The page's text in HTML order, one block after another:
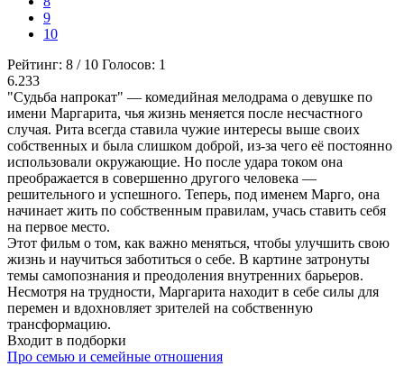
9
10
Рейтинг: 8 / 10 Голосов: 1
6.233
"Судьба напрокат" — комедийная мелодрама о девушке по
имени Маргарита, чья жизнь меняется после несчастного
случая. Рита всегда ставила чужие интересы выше своих
собственных и была слишком доброй, из-за чего её постоянно
использовали окружающие. Но после удара током она
преображается в совершенно другого человека —
решительного и успешного. Теперь, под именем Марго, она
начинает жить по собственным правилам, учась ставить себя
на первое место.
Этот фильм о том, как важно меняться, чтобы улучшить свою
жизнь и научиться заботиться о себе. В картине затронуты
темы самопознания и преодоления внутренних барьеров.
Несмотря на трудности, Маргарита находит в себе силы для
перемен и вдохновляет зрителей на собственную
трансформацию.
Входит в подборки
Про семью и семейные отношения